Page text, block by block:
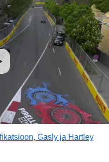
Gasly ja Hartley